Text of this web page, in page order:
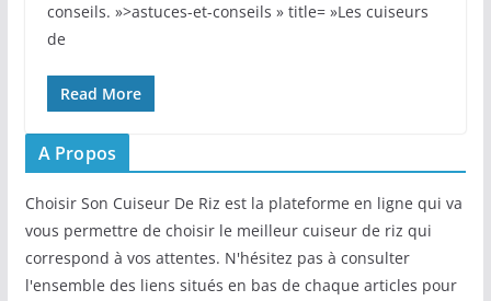
conseils. »>astuces-et-conseils » title= »Les cuiseurs
de
Read More
A Propos
Choisir Son Cuiseur De Riz est la plateforme en ligne qui va
vous permettre de choisir le meilleur cuiseur de riz qui
correspond à vos attentes. N'hésitez pas à consulter
l'ensemble des liens situés en bas de chaque articles pour